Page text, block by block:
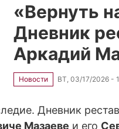
«Вернуть
Дневник
Аркадий
Новости ВТ, 03/17/2026 -
Дневник
Мазаеве и его